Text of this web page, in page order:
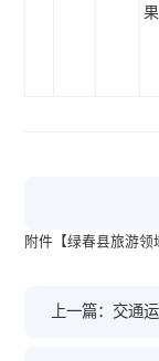
果
附件【绿春县旅游领
上一篇：交通